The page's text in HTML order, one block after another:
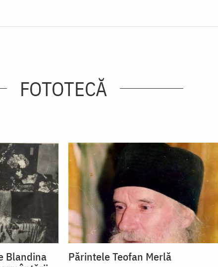
FOTOTECĂ
Blandina
Părintele Teofan Merlă